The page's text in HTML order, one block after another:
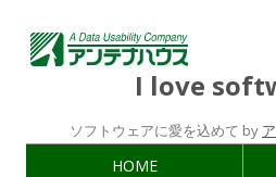
I love
ソフトウェアに愛を込めて by
HOME